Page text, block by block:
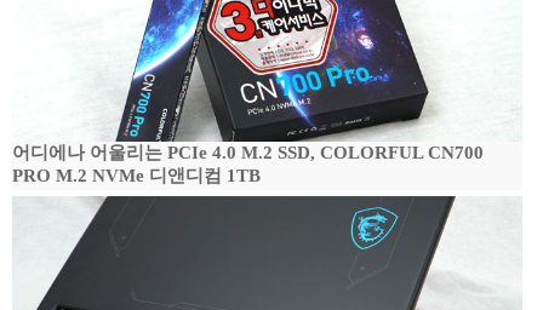
어디에나 어울리는 PCIe 4.0 M.2 SSD, COLORFUL CN700
PRO M.2 NVMe 디앤디컴 1TB